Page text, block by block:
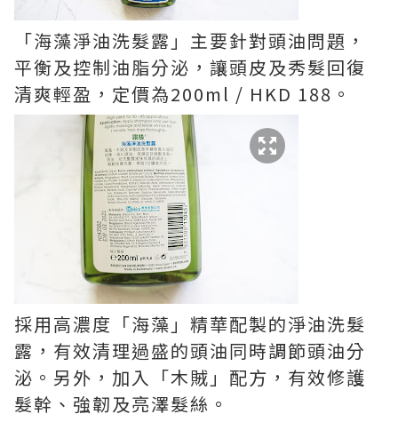
「海藻淨油洗髮露」主要針對頭油問題，
平衡及控制油脂分泌，讓頭皮及秀髮回復
清爽輕盈，定價為200ml / HKD 188。
採用高濃度「海藻」精華配製的淨油洗髮
露，有效清理過盛的頭油同時調節頭油分
泌。另外，加入「木賊」配方，有效修護
髮幹、強韌及亮澤髮絲。